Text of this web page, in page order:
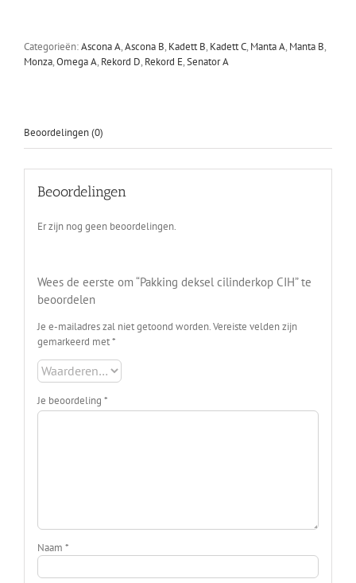
Categorieën:Ascona A,Ascona B, Kadett B, Kadett C, Manta A, Manta B,
Monza,Omega A, Rekord D, Rekord E,Senator A
Beoordelingen (0)
Beoordelingen
Er zijn nog geen beoordelingen.
Wees de eerste om “Pakking deksel cilinderkop CIH” te
beoordelen
Je e-mailadres zal niet getoond worden. Vereiste velden zijn
gemarkeerd met*
Je beoordeling *
Naam *